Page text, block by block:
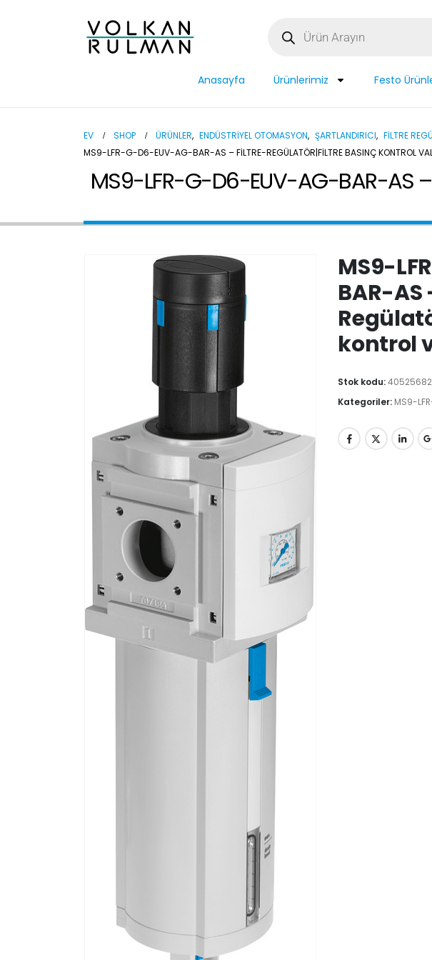
Anasayfa Ürünlerimiz Festo
EV SHOP ÜRÜNLER, ENDÜSTRIYEL OTOMASYON, ŞARTLANDIRICI, FILTRE
MS9-LFR-G-D6-EUV-AG-BAR-AS – FILTRE-REGÜLATÖR|FILTRE BASINÇ KONTROL
MS9-LFR-G-D6-EUV-AG-BAR-AS
MS9-
BAR-
kontrol
Stok kodu:
Kategoriler: MS9-